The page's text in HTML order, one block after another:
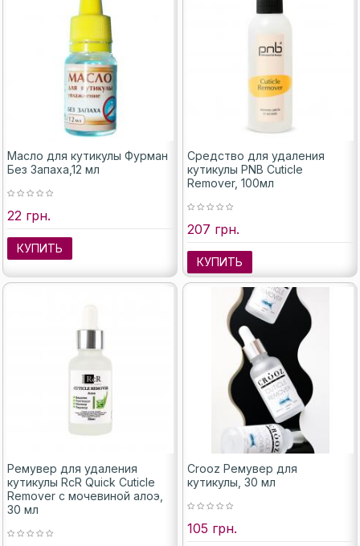
Масло для кутикулы Фурман
Без Запаха,12 мл
22 грн.
КУПИТЬ
Средство для удаления
кутикулы PNB Cuticle
Remover, 100мл
207 грн.
КУПИТЬ
Ремувер для удаления
кутикулы RcR Quick Cuticle
Remover с мочевиной алоэ,
30 мл
Crooz Ремувер для
кутикулы, 30 мл
105 грн.